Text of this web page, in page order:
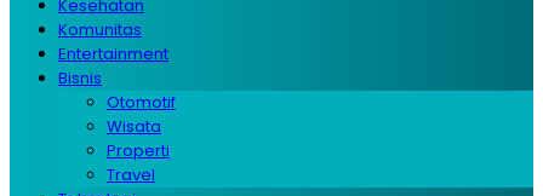
Kesehatan
Komunitas
Entertainment
Bisnis
Otomotif
Wisata
Properti
Travel